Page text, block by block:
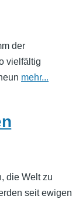
der
vielfältig
mehr...
die Welt zu
seit ewigen